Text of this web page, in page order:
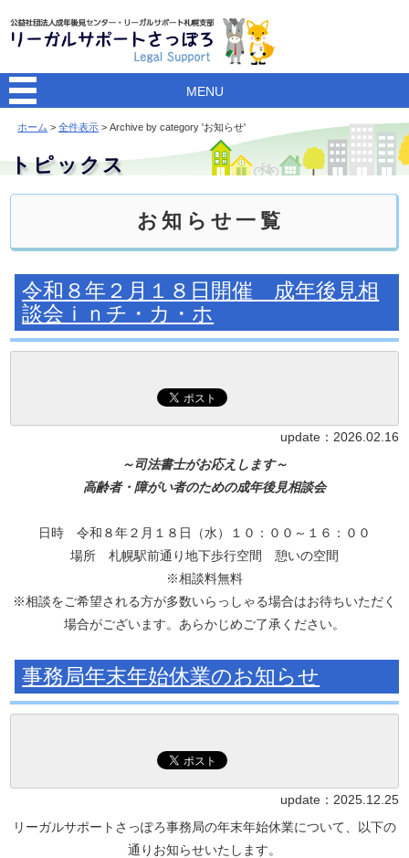
MENU
ホーム >全件表示 > Archive by category 'お知らせ'
トピックス
お知らせ一覧
令和８年２月１８日開催 成年後見相
談会ｉｎチ・カ・ホ
update： 2026.02.16
～司法書士がお応えします～
高齢者・障がい者のための成年後見相談会
日時 令和８年２月１８日（水）１０：００～１６：００
場所 札幌駅前通り地下歩行空間 憩いの空間
※相談料無料
※相談をご希望される方が多数いらっしゃる場合はお待ちいただく
場合がございます。あらかじめご了承ください。
事務局年末年始休業のお知らせ
update： 2025.12.25
リーガルサポートさっぽろ事務局の年末年始休業について、以下の
通りお知らせいたします。